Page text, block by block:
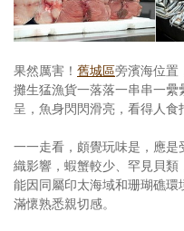
果然厲害！ 舊城區旁濱海位置
攤生猛漁貨一落落一串串一
呈，魚身閃閃滑亮，看得人食
一一走看，頗覺玩味是，應
織影響，蝦蟹較少、罕見貝
能因同屬印太海域和珊瑚礁環
滿懷熟悉親切感。